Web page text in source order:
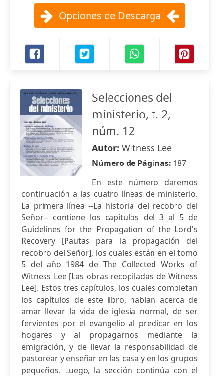
Opciones de Descarga
Selecciones del
ministerio, t. 2,
núm. 12
Autor: Witness Lee
Número de Páginas: 187
En este número daremos
continuación a las cuatro líneas de ministerio.
La primera línea --La historia del recobro del
Señor-- contiene los capítulos del 3 al 5 de
Guidelines for the Propagation of the Lord's
Recovery [Pautas para la propagación del
recobro del Señor], los cuales están en el tomo
5 del año 1984 de The Collected Works of
Witness Lee [Las obras recopiladas de Witness
Lee]. Estos tres capítulos, los cuales completan
los capítulos de este libro, hablan acerca de
amar llevar la vida de iglesia normal, de ser
fervientes por el evangelio al predicar en los
hogares y al propagarnos mediante la
emigración, y de llevar la responsabilidad de
pastorear y enseñar en las casa y en los grupos
pequeños. Luego, la sección continúa con el